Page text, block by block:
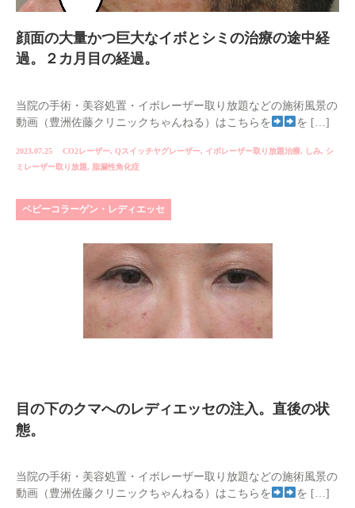
顔面の大量かつ巨大なイボとシミの治療の途中経
過。２カ月目の経過。
当院の手術・美容処置・イボレーザー取り放題などの施術風景の
動画（豊洲佐藤クリニックちゃんねる）はこちらを
を […]
2023.07.25 CO2レーザー, Qスイッチヤグレーザー, イボレーザー取り放題治療, しみ, シ
ミレーザー取り放題, 脂漏性角化症
ベビーコラーゲン・レディエッセ
目の下のクマへのレディエッセの注入。直後の状
態。
当院の手術・美容処置・イボレーザー取り放題などの施術風景の
動画（豊洲佐藤クリニックちゃんねる）はこちらを
を […]